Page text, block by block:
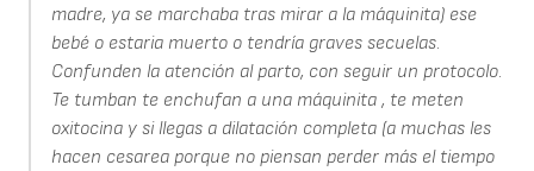
madre, ya se marchaba tras mirar a la máquinita) ese
bebé o estaria muerto o tendría graves secuelas.
Confunden la atención al parto, con seguir un protocolo.
Te tumban te enchufan a una máquinita , te meten
oxitocina y si llegas a dilatación completa (a muchas les
hacen cesarea porque no piensan perder más el tiempo